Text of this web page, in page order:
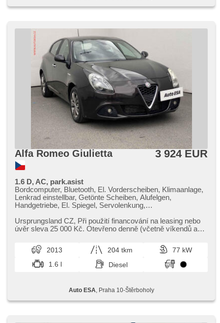
Alfa Romeo Giulietta 3 924 EUR
1.6 D, AC, park.asist
Bordcomputer, Bluetooth, El. Vorderscheiben, Klimaanlage,
Lenkrad einstellbar, Getönte Scheiben, Alufelgen,
Handgetriebe, El. Spiegel, Servolenkung,
Funkfernbedienung, Elektronisches Stabilitätsprogramm
(ESP), Nebelscheinwerfer, ABS, Antriebsschlupfregelung
Ursprungsland CZ,​ Při použití financování na leasing nebo
úvěr sleva 25 000 Kč. Otevřeno denně (včetně víkendů a
2013 204 tkm
77 kW
1.6 l
Diesel
Auto ESA , Praha 10-Štěrboholy